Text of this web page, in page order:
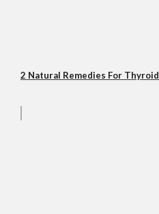
2 Natural Remedies For Thyroid